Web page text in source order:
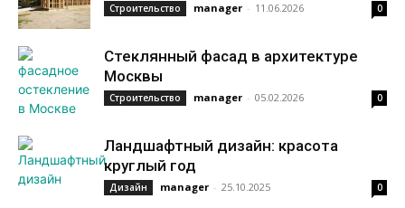
Строительство manager - 11.06.2026 0
Стеклянный фасад в архитектуре
Москвы
Строительство manager - 05.02.2026 0
Ландшафтный дизайн: красота
круглый год
Дизайн manager - 25.10.2025 0